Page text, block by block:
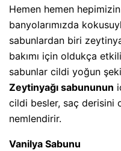
Hemen hemen
banyolarımızda
sabunlardan biri
bakımı için oldukça
sabunlar cildi yoğun
Zeytinyağı sabununun
cildi besler, saç derisini
nemlendirir.
Vanilya Sabunu